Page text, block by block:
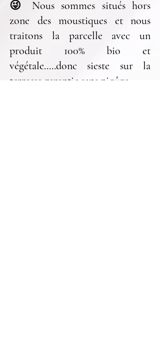
😜 Nous sommes situés hors
zone des moustiques et nous
traitons la parcelle avec un
produit 100% bio et
végétale.....donc sieste sur la
terrasse garantie sans piqûre